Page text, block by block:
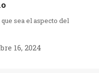
sea el aspecto del
16, 2024